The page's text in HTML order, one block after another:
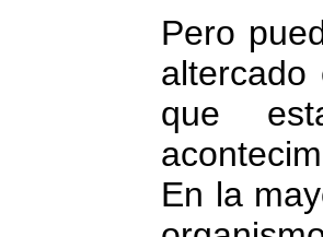
Pero
que
En la